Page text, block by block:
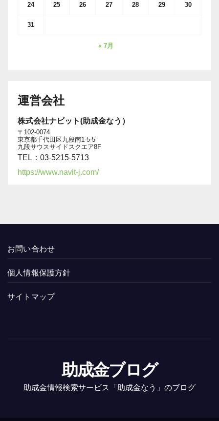
24 25 26 27 28 29 30
31
« 7月
運営会社
株式会社ナビット(助成金なう）
〒102-0074
東京都千代田区九段南1-5-5
九段サウスサイドスクエア8F
TEL：03-5215-5713
https://www.navit-j.com/
お問い合わせ
個人情報保護方針
サイトマップ
助成金ブログ
助成金情報検索サービス「助成金なう」のブログ